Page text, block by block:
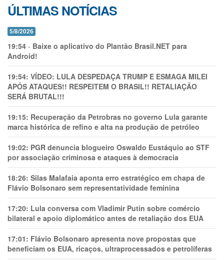
ÚLTIMAS NOTÍCIAS
5/8/2026
19:54 - Baixe o aplicativo do Plantão Brasil.NET para
Android!
19:54: VÍDEO: LULA DESPEDAÇA TRUMP E ESMAGA MILEI
APÓS ATAQUES!! RESPEITEM O BRASIL!! RETALIAÇÃO
SERÁ BRUTAL!!!
19:15: Recuperação da Petrobras no governo Lula garante
marca histórica de refino e alta na produção de petróleo
19:02: PGR denuncia blogueiro Oswaldo Eustáquio ao STF
por associação criminosa e ataques à democracia
18:26: Silas Malafaia aponta erro estratégico em chapa de
Flávio Bolsonaro sem representatividade feminina
17:20: Lula conversa com Vladimir Putin sobre comércio
bilateral e apoio diplomático antes de retaliação dos EUA
17:01: Flávio Bolsonaro apresenta nove propostas que
beneficiam os EUA, ricaços, ultraprocessados e petrolíferas